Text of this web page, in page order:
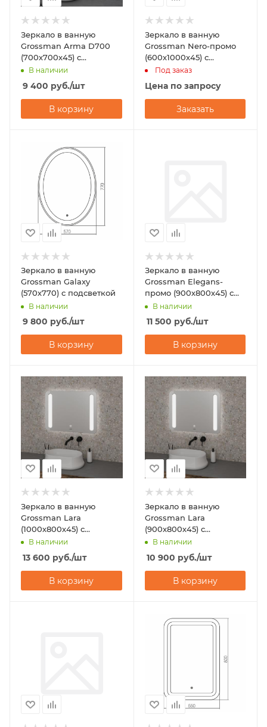
Зеркало в ванную
Grossman Arma D700
(700х700х45) с
подсветкой
В наличии
9 400 руб./шт
В корзину
Зеркало в ванную
Grossman Nero-промо
(600х1000х45) с
подсветкой
Под заказ
Цена по запросу
Заказать
Зеркало в ванную
Grossman Galaxy
(570х770) с подсветкой
В наличии
9 800 руб./шт
В корзину
Зеркало в ванную
Grossman Elegans-
промо (900х800х45) с
подсветкой
В наличии
11 500 руб./шт
В корзину
Зеркало в ванную
Grossman Lara
(1000х800х45) с
подсветкой
В наличии
13 600 руб./шт
В корзину
Зеркало в ванную
Grossman Lara
(900х800х45) с
подсветкой
В наличии
10 900 руб./шт
В корзину